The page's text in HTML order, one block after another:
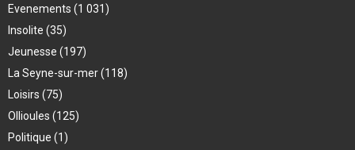
Evenements (1 031)
Insolite (35)
Jeunesse (197)
La Seyne-sur-mer(118)
Loisirs (75)
Ollioules (125)
Politique (1)